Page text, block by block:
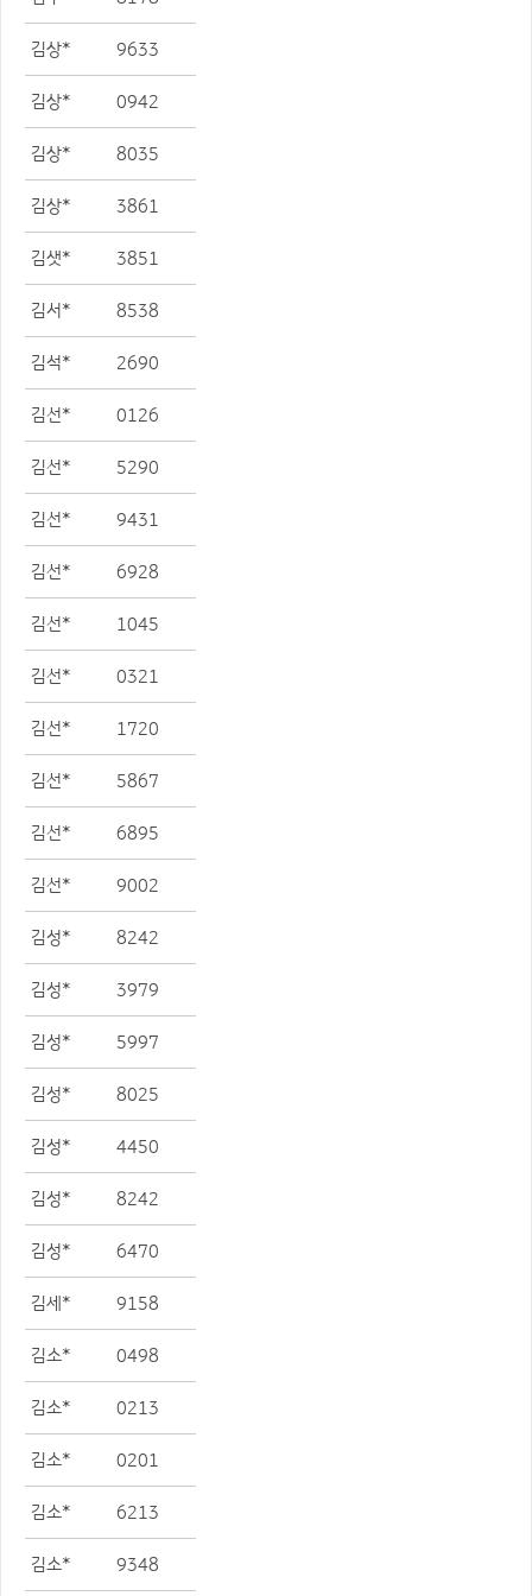
김상* 9633
김상* 0942
김상* 8035
김상* 3861
김샛* 3851
김서* 8538
김석* 2690
김선* 0126
김선* 5290
김선* 9431
김선* 6928
김선* 1045
김선* 0321
김선* 1720
김선* 5867
김선* 6895
김선* 9002
김성* 8242
김성* 3979
김성* 5997
김성* 8025
김성* 4450
김성* 8242
김성* 6470
김세* 9158
김소* 0498
김소* 0213
김소* 0201
김소* 6213
김소* 9348